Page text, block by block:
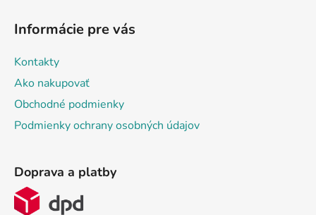
Informácie pre vás
Kontakty
Ako nakupovať
Obchodné podmienky
Podmienky ochrany osobných údajov
Doprava a platby